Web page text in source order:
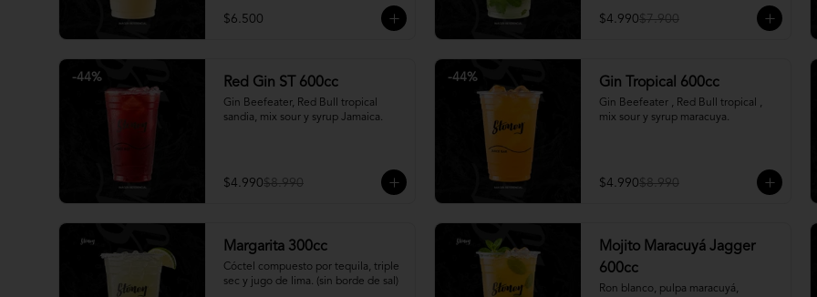
$6.500 $4.990$7.900
-44% Red Gin ST 600cc
Gin Beefeater, Red Bull tropical
sandia, mix sour y syrup Jamaica.
$4.990$8.990
-44% Gin Tropical 600cc
Gin Beefeater , Red Bull tropical ,
mix sour y syrup maracuya.
$4.990$8.990
Margarita 300cc
Cóctel compuesto por tequila, triple
sec y jugo de lima. (sin borde de sal)
Mojito Maracuyá Jagger
600cc
Ron blanco, pulpa maracuyá,